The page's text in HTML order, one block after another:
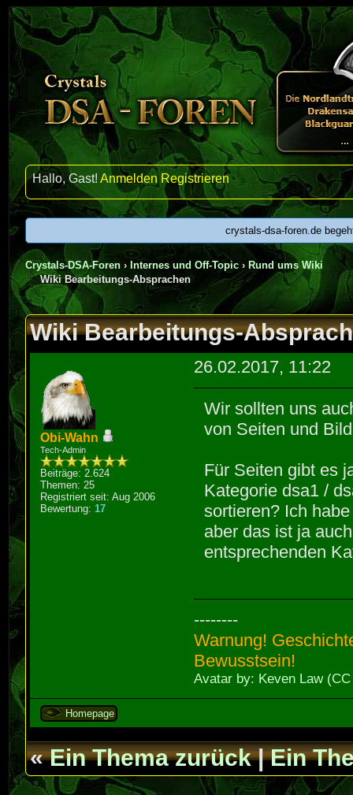
Hallo, Gast!Anmelden Registrieren
crystals-dsa-foren.de
Crystals-DSA-Foren › Internes und Off-Topic› Rund ums Wiki
Wiki Bearbeitungs-Absprachen
Wiki Bearbeitungs-
Obi-Wahn
Tech-Admin
Beiträge: 2.624
Themen: 25
Registriert seit: Aug 2006
Bewertung:17
26.02.2017, 11:22
Wir sollten uns
von Seiten und
Für Seiten gibt es
Kategorie dsa1 /
sortieren? Ich
aber das ist ja
entsprechenden
--------
Warnung!
Bewusstsein!
Avatar by: Keven Law
Homepage
«Ein Thema zurück|Ein